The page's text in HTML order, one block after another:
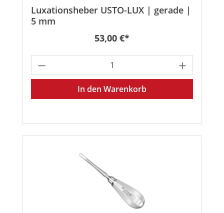
Luxationsheber USTO-LUX | gerade |
5 mm
Regulärer Preis:
53,00 €*
Produkt Anzahl: Gib den
In den Warenkorb